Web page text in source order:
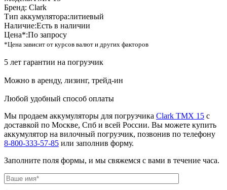
Бренд: Clark
Тип аккумулятора:литиевый
Наличие:Есть в наличии
Цена*:По запросу
*Цена зависит от курсов валют и других факторов
5 лет гарантии на погрузчик
Можно в аренду, лизинг, трейд-ин
Любой удобный способ оплаты
Мы продаем аккумуляторы для погрузчика Clark TMX 15 с
доставкой по Москве, Спб и всей России. Вы можете купить
аккумулятор на вилочный погрузчик, позвонив по телефону
8-800-333-57-85 или заполнив форму.
Заполните поля формы, и мы свяжемся с вами в течение часа.